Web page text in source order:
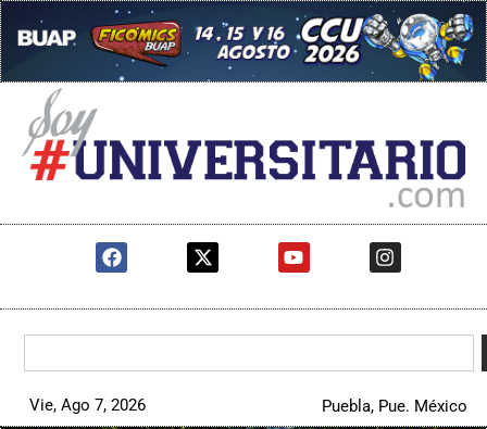
Vie, Ago 7, 2026 Puebla, Pue. México